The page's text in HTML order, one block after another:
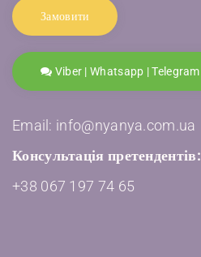
Замовити
Viber | Whatsapp | Telegram
Email: info@nyanya.com.ua
Консультація претендентів:
+38 067 197 74 65